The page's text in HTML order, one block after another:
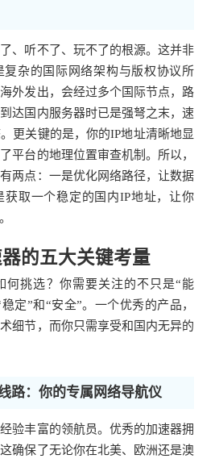
、听不了、玩不了的根源。这并非
复杂的国际网络架构与版权协议所
外发出，会经过多个国际节点，路
达国内服务器时已是强弩之末，速
更关键的是，你的IP地址清晰地显
平台的地理位置审查机制。所以，
两点：一是优化网络路径，让数据
获取一个稳定的国内IP地址，让你
的五大关键考量
何挑选？你需要关注的不只是“能
定”和“安全”。一个优秀的产品，
细节，而你只需享受和国内无异的
路：你的专属网络导航仪
验丰富的领航员。优秀的加速器拥
确保了无论你在北美、欧洲还是澳